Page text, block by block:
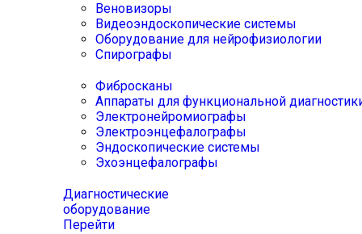
Веновизоры
Видеоэндоскопические системы
Оборудование для нейрофизиологии
Спирографы
Фибросканы
Аппараты для функциональной
Электронейромиографы
Электроэнцефалографы
Эндоскопические системы
Эхоэнцефалографы
Диагностические
оборудование
Перейти